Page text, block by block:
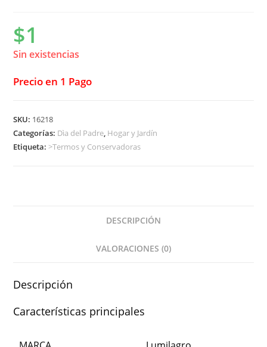
$1
Sin existencias
Precio en 1 Pago
SKU: 16218
Categorías: Dìa del Padre, Hogar y Jardín
Etiqueta:>Termos y Conservadoras
DESCRIPCIÓN
VALORACIONES (0)
Descripción
Características principales